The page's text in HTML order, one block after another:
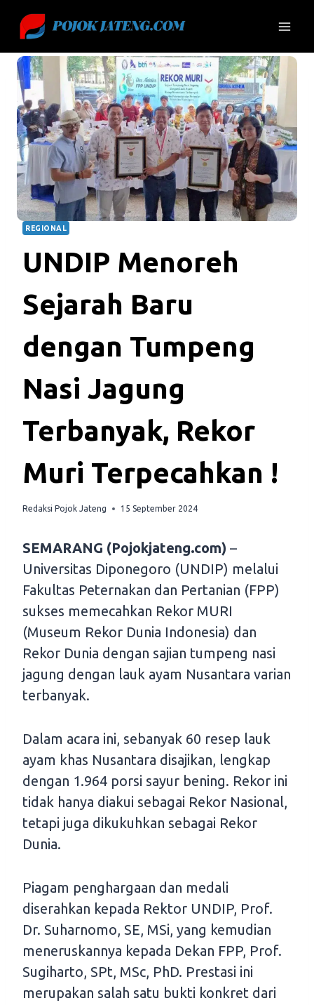
content
REGIONAL
UNDIP Menoreh
Sejarah Baru
dengan Tumpeng
Nasi Jagung
Terbanyak, Rekor
Muri Terpecahkan !
Redaksi Pojok Jateng 15 September 2024
SEMARANG (Pojokjateng.com) –
Universitas Diponegoro (UNDIP) melalui
Fakultas Peternakan dan Pertanian (FPP)
sukses memecahkan Rekor MURI
(Museum Rekor Dunia Indonesia) dan
Rekor Dunia dengan sajian tumpeng nasi
jagung dengan lauk ayam Nusantara varian
terbanyak.
Dalam acara ini, sebanyak 60 resep lauk
ayam khas Nusantara disajikan, lengkap
dengan 1.964 porsi sayur bening. Rekor ini
tidak hanya diakui sebagai Rekor Nasional,
tetapi juga dikukuhkan sebagai Rekor
Dunia.
Piagam penghargaan dan medali
diserahkan kepada Rektor UNDIP, Prof.
Dr. Suharnomo, SE, MSi, yang kemudian
meneruskannya kepada Dekan FPP, Prof.
Sugiharto, SPt, MSc, PhD. Prestasi ini
merupakan salah satu bukti konkret dari